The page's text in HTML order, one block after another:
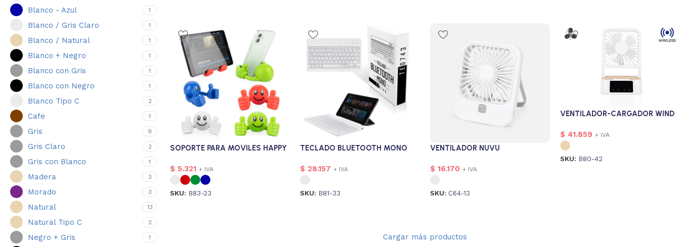
Blanco - Azul 1
Blanco / Gris Claro 1
Blanco / Natural 1
Blanco + Negro 1
Blanco con Gris 1
Blanco con Negro 1
Blanco Tipo C 2
Cafe 1
Gris 9
Gris Claro 2
Gris con Blanco 1
Madera 3
Morado 3
Natural 13
Natural Tipo C 2
Negro + Gris 1
SOPORTE PARA MOVILES HAPPY
$ 5.321 + IVA
SKU: B83-23
TECLADO BLUETOOTH MONO
$ 28.157 + IVA
SKU: B81-33
VENTILADOR NUVU
$ 16.170 + IVA
SKU: C64-13
VENTILADOR-CARGADOR WIND
$ 41.859 + IVA
SKU: B80-42
Cargar más productos